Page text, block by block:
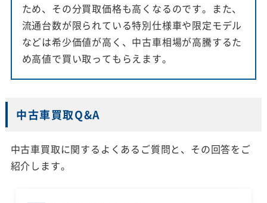
ため、その分買取価格も高くなるのです。また、
流通台数が限られている特別仕様車や限定モデル
などは希少価値が高く、中古車相場が高騰するた
め高値で買い取ってもらえます。
中古車買取Q&A
中古車買取に関するよくあるご質問と、その回答をご
紹介します。